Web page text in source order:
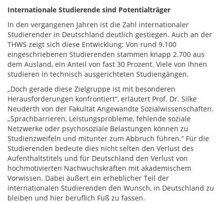
Internationale Studierende sind Potentialträger
In den vergangenen Jahren ist die Zahl internationaler
Studierender in Deutschland deutlich gestiegen. Auch an der
THWS zeigt sich diese Entwicklung: Von rund 9.100
eingeschriebenen Studierenden stammen knapp 2.700 aus
dem Ausland, ein Anteil von fast 30 Prozent. Viele von ihnen
studieren in technisch ausgerichteten Studiengängen.
„Doch gerade diese Zielgruppe ist mit besonderen
Herausforderungen konfrontiert“, erläutert Prof. Dr. Silke
Neuderth von der Fakultät Angewandte Sozialwissenschaften.
„Sprachbarrieren, Leistungsprobleme, fehlende soziale
Netzwerke oder psychosoziale Belastungen können zu
Studienzweifeln und mitunter zum Abbruch führen.“ Für die
Studierenden bedeute dies nicht selten den Verlust des
Aufenthaltstitels und für Deutschland den Verlust von
hochmotivierten Nachwuchskräften mit akademischem
Vorwissen. Dabei äußert ein erheblicher Teil der
internationalen Studierenden den Wunsch, in Deutschland zu
bleiben und hier beruflich Fuß zu fassen.